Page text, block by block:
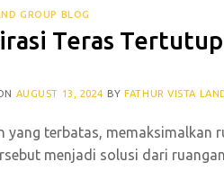
GROUP BLOG
Teras
AUGUST 13, 2024 BYFATHUR VISTA
yang terbatas, memaksimalkan
menjadi solusi dari